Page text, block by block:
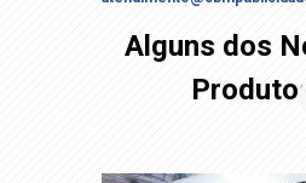
Alguns dos
Produtos